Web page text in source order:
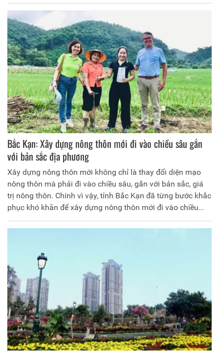
Bắc Kạn: Xây dựng nông thôn mới đi vào chiều sâu gắn
với bản sắc địa phương
Xây dựng nông thôn mới không chỉ là thay đổi diện mạo
nông thôn mà phải đi vào chiều sâu, gắn với bản sắc, giá
trị nông thôn. Chính vì vậy, tỉnh Bắc Kạn đã từng bước khắc
phục khó khăn để xây dựng nông thôn mới đi vào chiều
sâu, hiệu quả và bền vững. Hướng đến xây dựng “Nông
nghiệp sinh thái, nông thôn hiện đại, nông dân chuyên